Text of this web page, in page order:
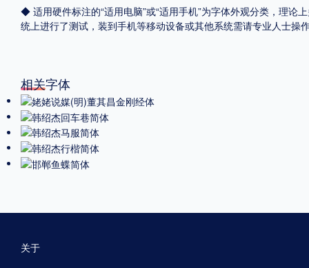
◆ 适用硬件标注的“适用电脑”或“适用手机”为字体外观分类，理论
统上进行了测试，装到手机等移动设备或其他系统需请专业人士
相关字体
关于